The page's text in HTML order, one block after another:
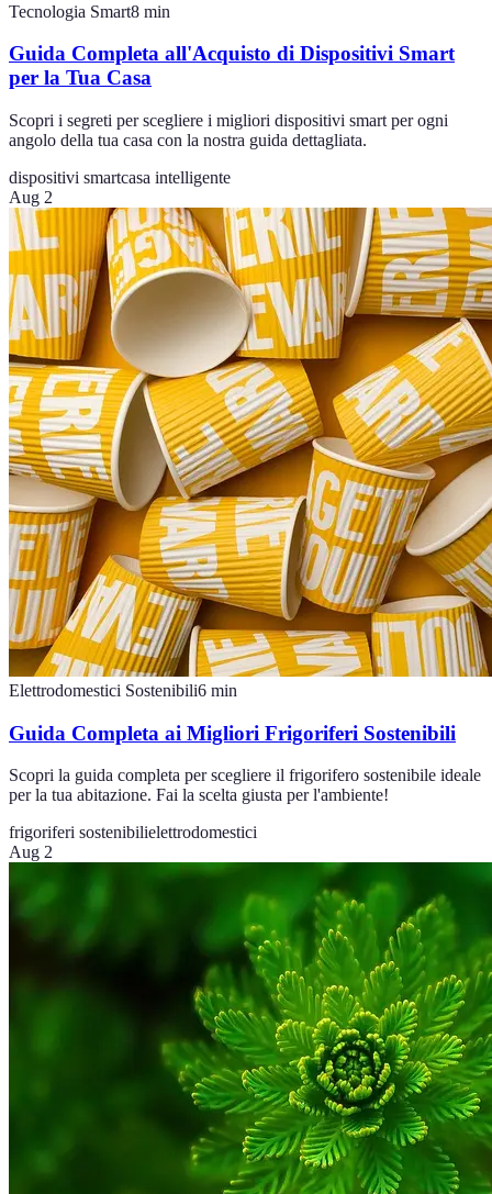
Tecnologia Smart8 min
Guida Completa all'Acquisto di Dispositivi Smart
per la Tua Casa
Scopri i segreti per scegliere i migliori dispositivi smart per ogni
angolo della tua casa con la nostra guida dettagliata.
dispositivi smartcasa intelligente
Aug 2
Elettrodomestici Sostenibili6 min
Guida Completa ai Migliori Frigoriferi Sostenibili
Scopri la guida completa per scegliere il frigorifero sostenibile ideale
per la tua abitazione. Fai la scelta giusta per l'ambiente!
frigoriferi sostenibilielettrodomestici
Aug 2